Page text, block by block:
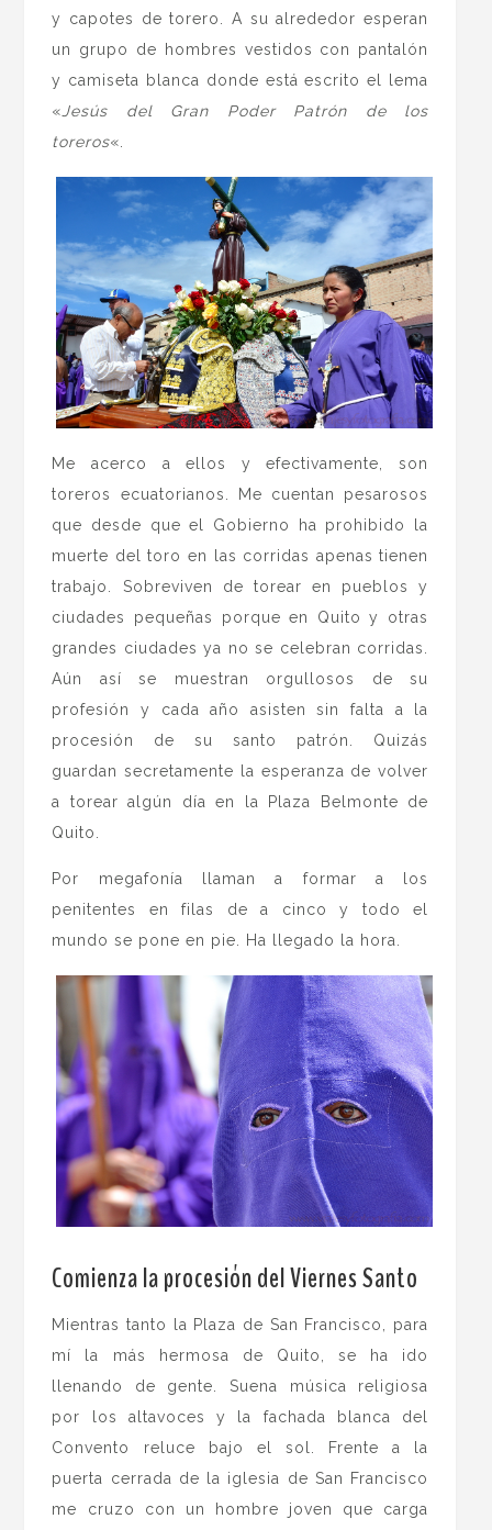
y capotes de torero. A su alrededor esperan
un grupo de hombres vestidos con pantalón
y camiseta blanca donde está escrito el lema
«Jesús del Gran Poder Patrón de los
toreros«.
Me acerco a ellos y efectivamente, son
toreros ecuatorianos. Me cuentan pesarosos
que desde que el Gobierno ha prohibido la
muerte del toro en las corridas apenas tienen
trabajo. Sobreviven de torear en pueblos y
ciudades pequeñas porque en Quito y otras
grandes ciudades ya no se celebran corridas.
Aún así se muestran orgullosos de su
profesión y cada año asisten sin falta a la
procesión de su santo patrón. Quizás
guardan secretamente la esperanza de volver
a torear algún día en la Plaza Belmonte de
Quito.
Por megafonía llaman a formar a los
penitentes en filas de a cinco y todo el
mundo se pone en pie. Ha llegado la hora.
Comienza la procesión del Viernes Santo
Mientras tanto la Plaza de San Francisco, para
mí la más hermosa de Quito, se ha ido
llenando de gente. Suena música religiosa
por los altavoces y la fachada blanca del
Convento reluce bajo el sol. Frente a la
puerta cerrada de la iglesia de San Francisco
me cruzo con un hombre joven que carga